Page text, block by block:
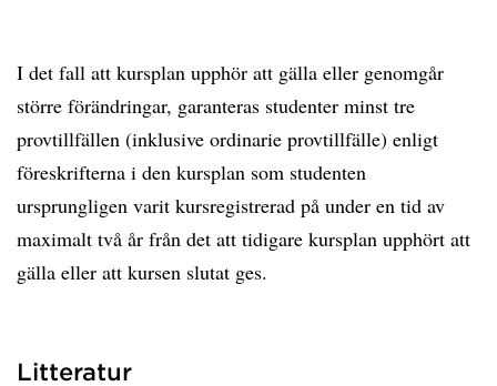
I det fall att kursplan upphör att gälla eller genomgår
större förändringar, garanteras studenter minst tre
provtillfällen (inklusive ordinarie provtillfälle) enligt
föreskrifterna i den kursplan som studenten
ursprungligen varit kursregistrerad på under en tid av
maximalt två år från det att tidigare kursplan upphört att
gälla eller att kursen slutat ges.
Litteratur